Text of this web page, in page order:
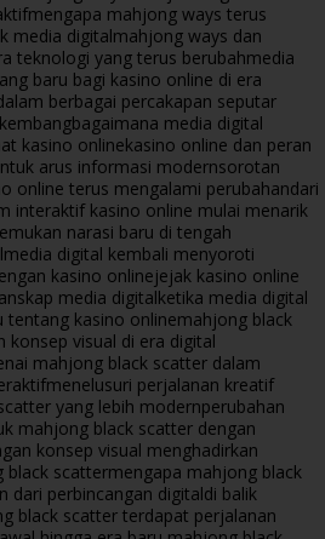
mengapa mahjong ways terus
media digitalmahjong ways dan
teknologi yang terus berubahmedia
baru bagi kasino online di era
berbagai percakapan seputar
bagaimana media digital
kasino onlinekasino online dan peran
arus informasi modernsorotan
online terus mengalami perubahandari
interaktif kasino online mulai menarik
narasi baru di tengah
media digital kembali menyoroti
kasino onlinejejak kasino online
media digitalketika media digital
tentang kasino onlinemahjong black
konsep visual di era digital
mahjong black scatter dalam
menelusuri perjalanan kreatif
yang lebih modernperubahan
mahjong black scatter dengan
konsep visual menghadirkan
black scattermengapa mahjong black
dari perbincangan digitaldi balik
black scatter terdapat perjalanan